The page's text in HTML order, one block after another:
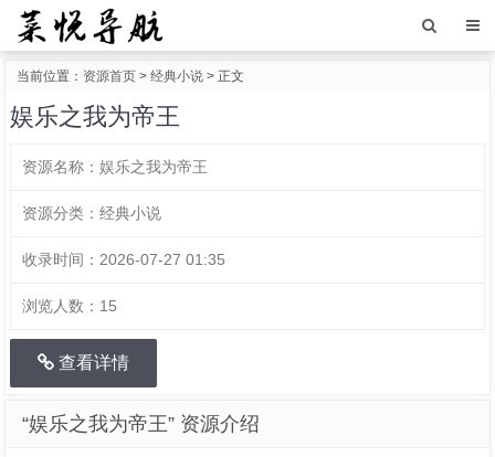
当前位置： 资源首页 > 经典小说 > 正文
娱乐之我为帝王
资源名称： 娱乐之我为帝王
资源分类： 经典小说
收录时间： 2026-07-27 01:35
浏览人数： 15
查看详情
“娱乐之我为帝王” 资源介绍